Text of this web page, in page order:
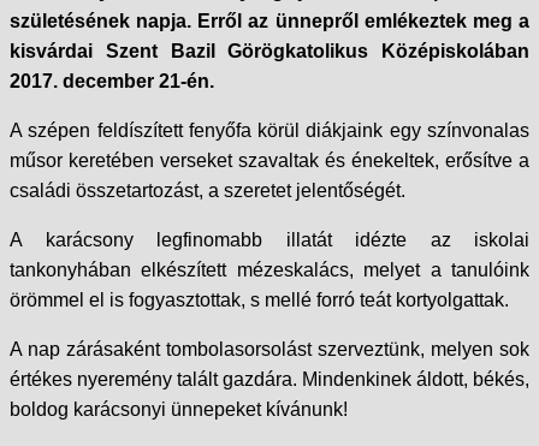
születésének napja. Erről az ünnepről emlékeztek meg a
kisvárdai Szent Bazil Görögkatolikus Középiskolában
2017. december 21-én.
A szépen feldíszített fenyőfa körül diákjaink egy színvonalas
műsor keretében verseket szavaltak és énekeltek, erősítve a
családi összetartozást, a szeretet jelentőségét.
A karácsony legfinomabb illatát idézte az iskolai
tankonyhában elkészített mézeskalács, melyet a tanulóink
örömmel el is fogyasztottak, s mellé forró teát kortyolgattak.
A nap zárásaként tombolasorsolást szerveztünk, melyen sok
értékes nyeremény talált gazdára. Mindenkinek áldott, békés,
boldog karácsonyi ünnepeket kívánunk!